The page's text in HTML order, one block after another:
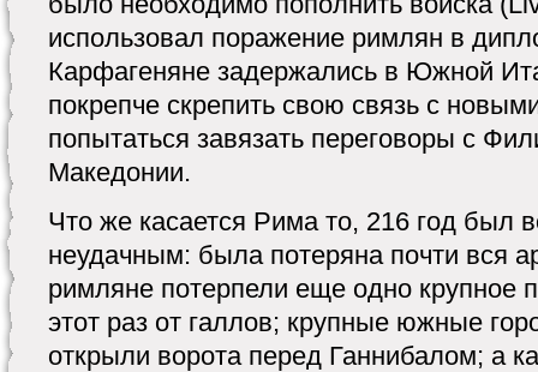
использовал поражение римлян в
Карфагеняне задержались в Южной
покрепче скрепить свою связь с
попытаться завязать переговоры с
Македонии.
Что же касается Рима то, 216 год был
неудачным: была потеряна почти вся
римляне потерпели еще одно крупное
этот раз от галлов; крупные южные
открыли ворота перед Ганнибалом; а